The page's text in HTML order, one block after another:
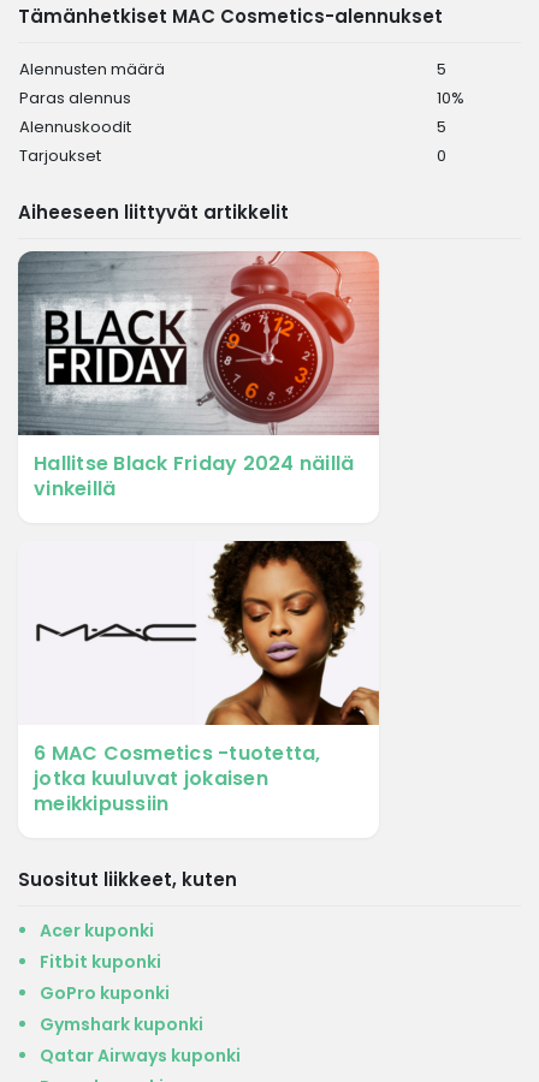
Tämänhetkiset MAC Cosmetics-alennukset
Alennusten määrä
5
Paras alennus
10%
Alennuskoodit
5
Tarjoukset
0
Aiheeseen liittyvät artikkelit
Hallitse Black Friday 2024 näillä
vinkeillä
6 MAC Cosmetics -tuotetta,
jotka kuuluvat jokaisen
meikkipussiin
Suositut liikkeet, kuten
Acer kuponki
Fitbit kuponki
GoPro kuponki
Gymshark kuponki
Qatar Airways kuponki